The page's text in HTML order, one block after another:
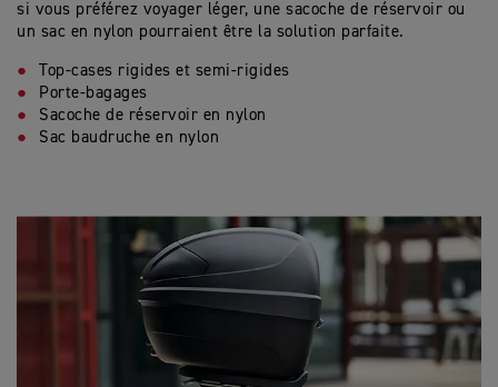
si vous préférez voyager léger, une sacoche de réservoir ou
un sac en nylon pourraient être la solution parfaite.
Top-cases rigides et semi-rigides
Porte-bagages
Sacoche de réservoir en nylon
Sac baudruche en nylon